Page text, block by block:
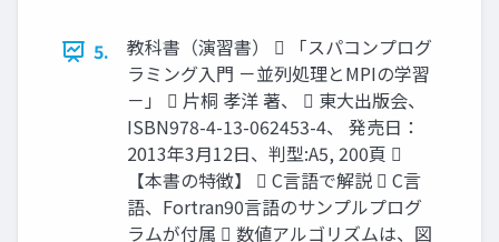
5.
教科書（演習書）  「スパコンプログ
ラミング入門 －並列処理とMPIの学習
－」  片桐 孝洋 著、  東大出版会、
ISBN978-4-13-062453-4、 発売日：
2013年3月12日、判型:A5, 200頁 
【本書の特徴】  C言語で解説  C言
語、Fortran90言語のサンプルプログ
ラムが付属  数値アルゴリズムは、図